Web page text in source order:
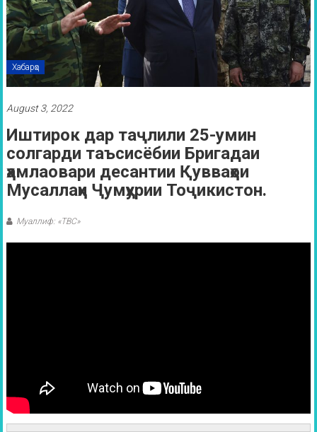
Хабарҳо
August 3, 2022
Иштирок дар таҷлили 25-умин
солгарди таъсисёбии Бригадаи
ҳамлаовари десантии Қувваҳои
Мусаллаҳи Ҷумҳурии Тоҷикистон.
Муаллиф: «ТВС»